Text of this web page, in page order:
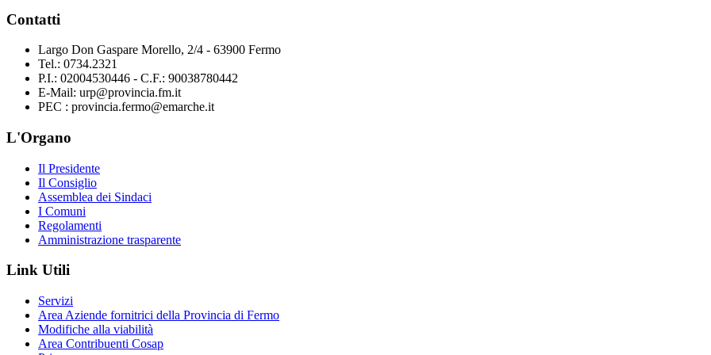
Contatti
Largo Don Gaspare Morello, 2/4 - 63900 Fermo
Tel.: 0734.2321
P.I.: 02004530446 - C.F.: 90038780442
E-Mail: urp@provincia.fm.it
PEC : provincia.fermo@emarche.it
L'Organo
Il Presidente
Il Consiglio
Assemblea dei Sindaci
I Comuni
Regolamenti
Amministrazione trasparente
Link Utili
Servizi
Area Aziende fornitrici della Provincia di Fermo
Modifiche alla viabilità
Area Contribuenti Cosap